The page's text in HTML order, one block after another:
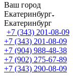
Ваш город
Екатеринбург
Екатеринбург
+7 (343) 201-08-09
+7 (343) 201-08-09
+7 (904) 988-48-38
+7 (902) 275-67-89
+7 (343) 290-08-09